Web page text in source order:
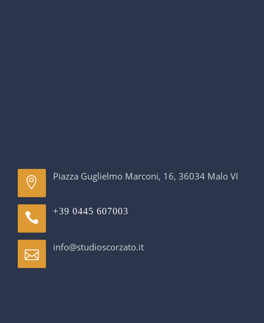
Piazza Guglielmo Marconi, 16, 36034 Malo VI
+39 0445 607003
info@studioscorzato.it